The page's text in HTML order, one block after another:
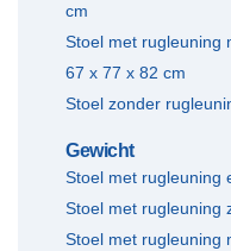
cm
Stoel met rugleuning
67 x 77 x 82 cm
Stoel zonder
Gewicht
Stoel met rugleuning
Stoel met rugleuning
Stoel met rugleuning